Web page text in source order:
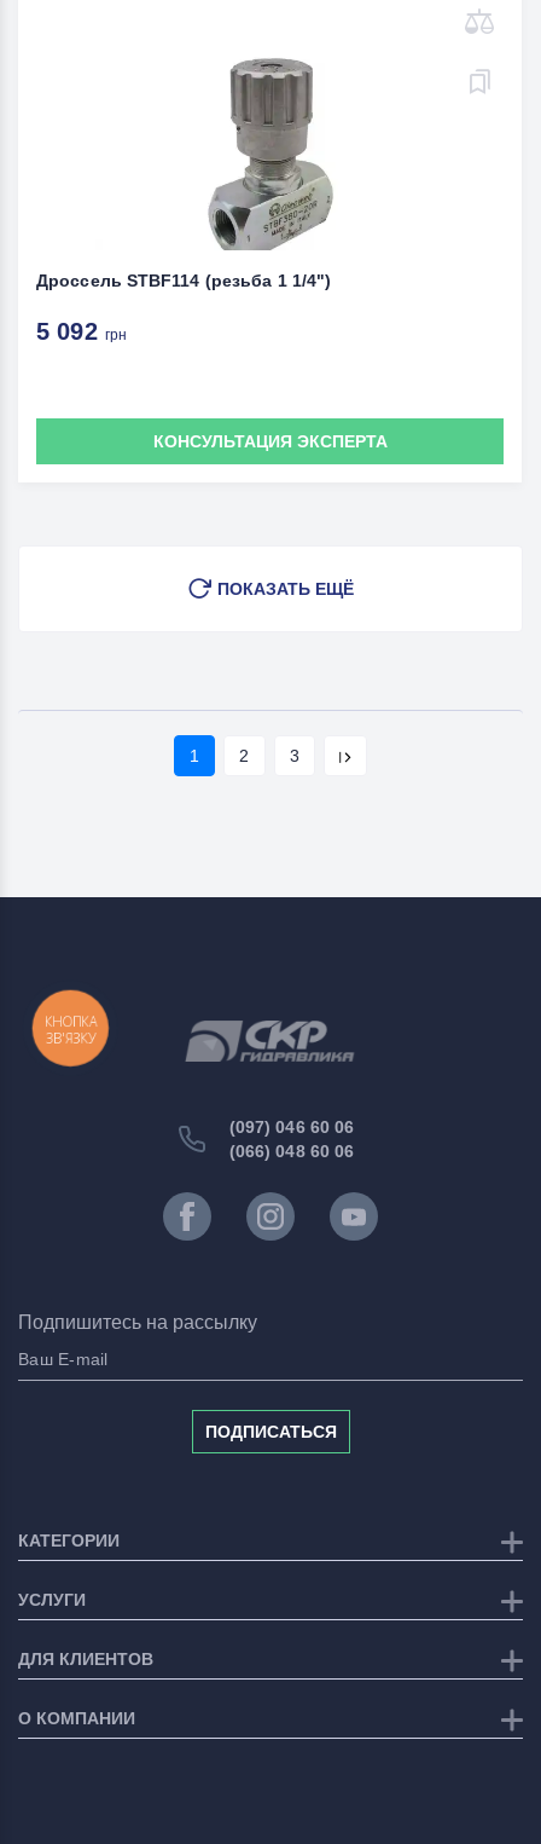
Дроссель STBF114 (резьба 1 1/4")
5 092 грн
КОНСУЛЬТАЦИЯ ЭКСПЕРТА
ПОКАЗАТЬ ЕЩЁ
1 2 3
(097) 046 60 06
(066) 048 60 06
Подпишитесь на рассылку
ПОДПИСАТЬСЯ
КАТЕГОРИИ
УСЛУГИ
ДЛЯ КЛИЕНТОВ
О КОМПАНИИ
КНОПКА
ЗВ'ЯЗКУ